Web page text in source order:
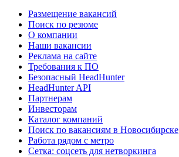
Размещение вакансий
Поиск по резюме
О компании
Наши вакансии
Реклама на сайте
Требования к ПО
Безопасный HeadHunter
HeadHunter API
Партнерам
Инвесторам
Каталог компаний
Поиск по вакансиям в Новосибирске
Работа рядом с метро
Сетка: соцсеть для нетворкинга